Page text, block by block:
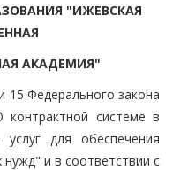
"ИЖЕВСКАЯ
АКАДЕМИЯ"
15 Федерального закона
контрактной системе в
для обеспечения
нужд" и в соответствии с